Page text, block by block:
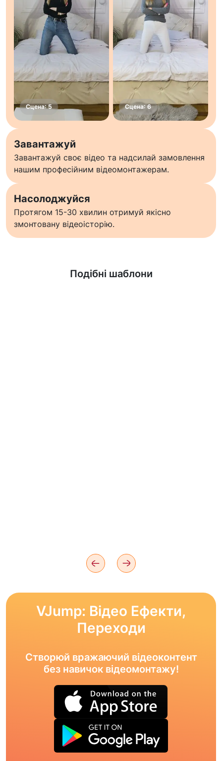
Завантажуй
Завантажуй своє відео та надсилай замовлення
нашим професійним відеомонтажерам.
Насолоджуйся
Протягом 15-30 хвилин отримуй якісно
змонтовану відеоісторію.
Подібні шаблони
Дізнатися більше
VJump: Відео Ефекти,
Переходи
Створюй вражаючий відеоконтент
без навичок відеомонтажу!